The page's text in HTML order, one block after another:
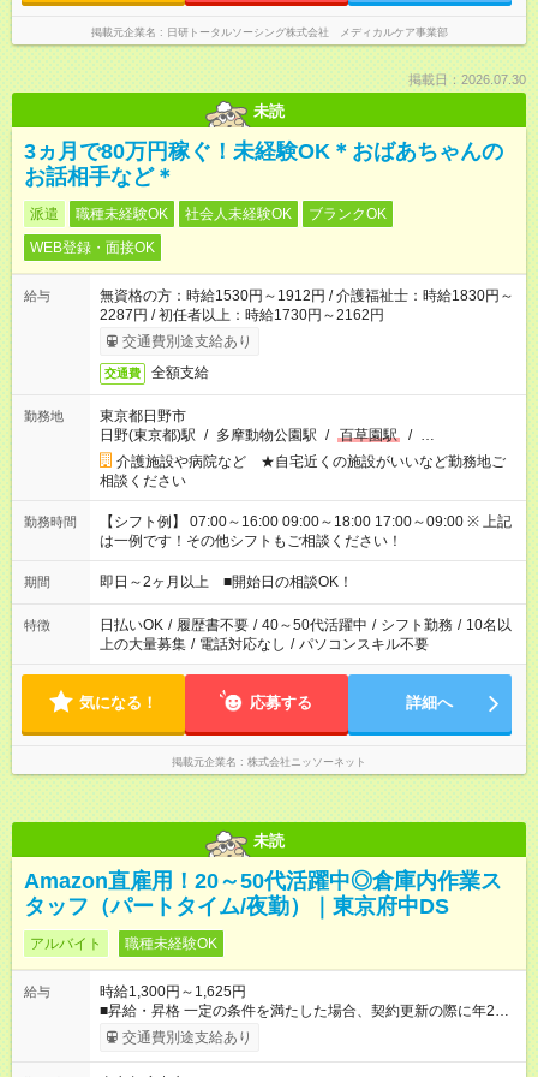
掲載元企業名 日研トータルソーシング株式会社 メディカルケア事業部
掲載日：2026.07.30
未読
3ヵ月で80万円稼ぐ！未経験OK＊おばあちゃんの
お話相手など＊
派遣 職種未経験OK 社会人未経験OK
ブランクOK
WEB登録・面接OK
給与
無資格の方：時給1530円～1912円 / 介護福祉士：時給1830円～
2287円 / 初任者以上：時給1730円～2162円
交通費別途支給あり
交通費 全額支給
勤務地
東京都日野市
日野(東京都)駅 / 多摩動物公園駅 / 百草園駅 / …
介護施設や病院など ★自宅近くの施設がいいなど勤務地ご
相談ください
勤務時間
【シフト例】 07:00～16:00 09:00～18:00 17:00～09:00 ※ 上記
は一例です！その他シフトもご相談ください！
期間 即日～2ヶ月以上 ■開始日の相談OK！
特徴 日払いOK / 履歴書不要 / 40～50代活躍中 / シフト勤務 / 10名以
上の大量募集 / 電話対応なし / パソコンスキル不要
気になる！ 応募する 詳細へ
掲載元企業名 株式会社ニッソーネット
未読
Amazon直雇用！20～50代活躍中◎倉庫内作業ス
タッフ（パートタイム/夜勤）｜東京府中DS
アルバイト 職種未経験OK
給与
時給1,300円～1,625円
■昇給・昇格 一定の条件を満たした場合、契約更新の際に年2回
まで昇給の機会があります。 ■正社員登用制度あり ※月末締/翌
月25日支払い ※時間外手当、別途支給 ☆給与前払い制度有！
交通費別途支給あり